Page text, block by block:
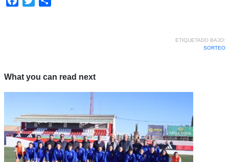
ETIQUETADO BAJO:
SORTEO
What you can read next